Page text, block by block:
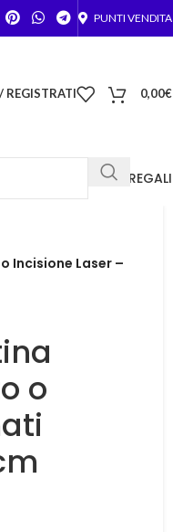
PUNTI VENDITA
REGISTRATI 0,00€
FOTO REGALI
Incisione Laser –
o